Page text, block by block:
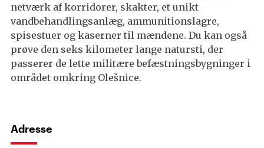
netværk af korridorer, skakter, et unikt
vandbehandlingsanlæg, ammunitionslagre,
spisestuer og kaserner til mændene. Du kan også
prøve den seks kilometer lange natursti, der
passerer de lette militære befæstningsbygninger i
området omkring Olešnice.
Adresse